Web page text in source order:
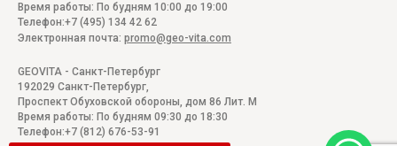
Время работы: По будням 10:00 до 19:00
Телефон:+7 (495) 134 42 62
Электронная почта: promo@geo-vita.com
GEOVITA - Санкт-Петербург
192029 Санкт-Петербург,
Проспект Обуховской обороны, дом 86 Лит. М
Время работы: По будням 09:30 до 18:30
Телефон:+7 (812) 676-53-91